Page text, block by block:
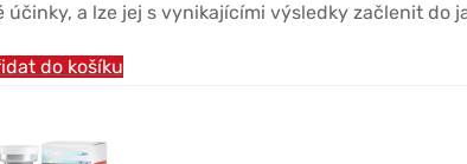
$23.11.$16.18.
a lze jej s vynikajícími výsledky začlenit do
do košíku